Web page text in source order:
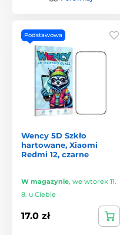
Podstawowa
Wency 5D Szkło
hartowane, Xiaomi
Redmi 12, czarne
W magazynie, we wtorek 11.
8. u Ciebie
17.0 zł